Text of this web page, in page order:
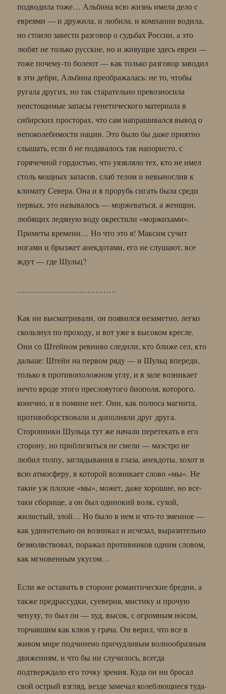
подводила тоже… Альбина всю жизнь имела дело с
евреями — и дружила, и любила, и компании водила,
но стоило завести разговор о судьбах России, а это
любят не только русские, но и живущие здесь евреи —
тоже почему-то болеют — как только разговор заводил
в эти дебри, Альбина преображалась: не то, чтобы
ругала других, но так старательно превозносила
неистощимые запасы генетического материала в
сибирских просторах, что сам напрашивался вывод о
непоколебимости нации. Это было бы даже приятно
слышать, если б не подавалось так напористо, с
горячечной гордостью, что уязвляло тех, кто не имел
столь мощных запасов, слаб телом и невынослив к
климату Севера. Она и в прорубь сигать была среди
первых, это называлось — моржеваться, а женщин,
любящих ледяную воду окрестили «моржихами».
Приметы времени… Но что это я! Максим сучит
ногами и брызжет анекдотами, его не слушают, все
ждут — где Шульц?
……………………………….
Как ни высматривали, он появился незаметно, легко
скользнул по проходу, и вот уже в высоком кресле.
Они со Штейном ревниво следили, кто ближе сел, кто
дальше: Штейн на первом ряду — и Шульц впереди,
только в противоположном углу, и в зале возникает
нечто вроде этого пресловутого биополя, которого,
конечно, и в помине нет. Они, как полюса магнита,
противоборствовали и дополняли друг друга.
Сторонники Шульца тут же начали перетекать в его
сторону, но приблизиться не смели — маэстро не
любил толпу, заглядывания в глаза, анекдоты, хохот и
всю атмосферу, в которой возникает слово «мы». Не
такие уж плохие «мы», может, даже хорошие, но все-
таки сборище, а он был одинокий волк, сухой,
жилистый, злой… Но было в нем и что-то змеиное —
как удивительно он возникал и исчезал, выразительно
безмолвствовал, поражал противников одним словом,
как мгновенным укусом…
Если же оставить в стороне романтические бредни, а
также предрассудки, суеверия, мистику и прочую
чепуху, то был он — худ, высок, с огромным носом,
торчавшим как клюв у грача. Он верил, что все в
живом мире подчинено причудливым волнообразным
движениям, и что бы ни случилось, всегда
подтверждало его точку зрения. Куда он ни бросал
свой острый взгляд, везде замечал колеблющиеся туда-